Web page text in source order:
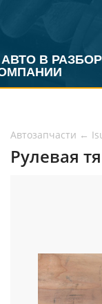
АВТО В РАЗБОР
Автозапчасти ←
Рулевая